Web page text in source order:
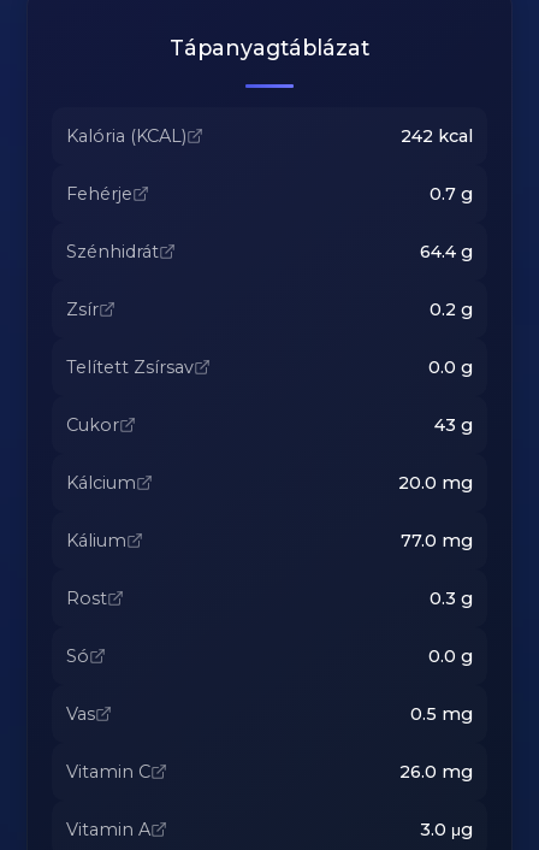
Tápanyagtáblázat
Kalória (KCAL) 242 kcal
Fehérje 0.7g
Szénhidrát 64.4g
Zsír 0.2 g
Telített Zsírsav 0.0 g
Cukor 43 g
Kálcium 20.0 mg
Kálium 77.0 mg
Rost 0.3 g
Só 0.0 g
Vas 0.5 mg
Vitamin C 26.0 mg
Vitamin A 3.0 μg